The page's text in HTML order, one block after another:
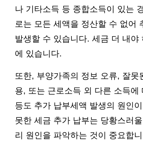
나 기타소득 등 종합소득이 있는
로는 모든 세액을 정산할 수 없어
발생할 수 있습니다. 세금 더 내야
에 있습니다.
또한, 부양가족의 정보 오류, 잘못
용, 또는 근로소득 외 다른 소득에
등도 추가 납부세액 발생의 원인
못한 세금 추가 납부는 당황스러울
리 원인을 파악하는 것이 중요합